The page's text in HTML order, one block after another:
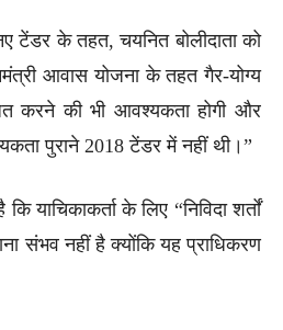
टेंडर के तहत, चयनित बोलीदाता को
आवास योजना के तहत गैर-योग्य
करने की भी आवश्यकता होगी और
पुराने 2018 टेंडर में नहीं थी।”
याचिकाकर्ता के लिए “निविदा शर्तों
संभव नहीं है क्योंकि यह प्राधिकरण